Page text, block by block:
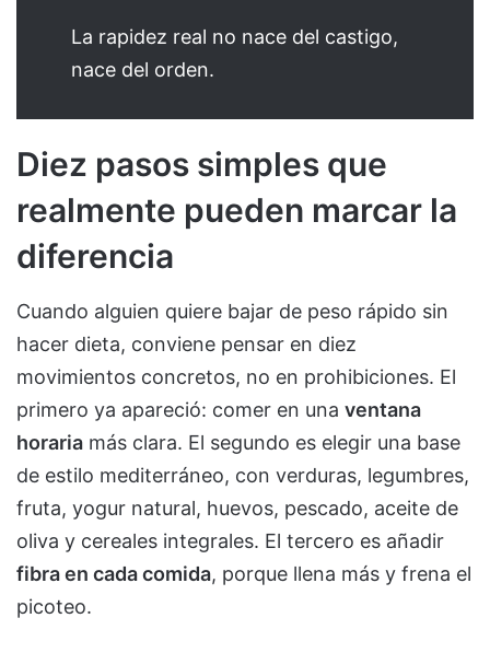
La rapidez real no nace del castigo,
nace del orden.
Diez pasos simples que
realmente pueden marcar la
diferencia
Cuando alguien quiere bajar de peso rápido sin
hacer dieta, conviene pensar en diez
movimientos concretos, no en prohibiciones. El
primero ya apareció: comer en una ventana
horaria más clara. El segundo es elegir una base
de estilo mediterráneo, con verduras, legumbres,
fruta, yogur natural, huevos, pescado, aceite de
oliva y cereales integrales. El tercero es añadir
fibra en cada comida, porque llena más y frena el
picoteo.